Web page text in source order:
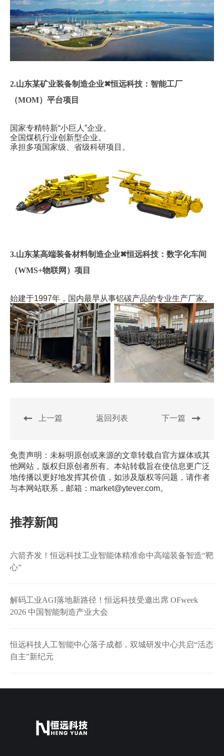
2.山东某矿业装备制造企业✖恒远科技：智能工厂
（MOM）平台项目
国家专精特新“小巨人”企业。
全国煤机行业创新型企业。
承担多项国家级、省级科研项目。
3.山东某高端装备材料制造企业✖恒远科技：数字化车间
（WMS+物联网）项目
始建于1997年，国内最早从事铝碳产品的专业生产厂家。
上一篇 返回列表 下一篇
免责声明：未标明原创或来源的文章转载自官方媒体或其
他网站，版权归原创者所有。本站转载旨在使信息更广泛
地传播以更好地发挥其价值，如涉及版权等问题，请作者
与本网站联系，邮箱：market@ytever.com。
推荐新闻
六箭齐发！恒远科技工业智能体精准命中高端装备智造“靶
心”
解码工业AGI落地新路径！恒远科技受邀出席 OFweek
2026 中国智能制造产业大会
恒远科技人工智能中心落子成都，双城研发中心共启“活态
自主”新纪元